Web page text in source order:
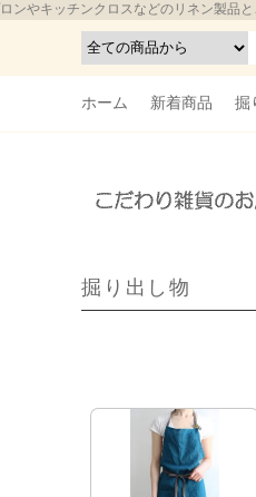
ンやキッチンクロスなどのリネン製品
ホーム 新着商品 掘
掘り出し物